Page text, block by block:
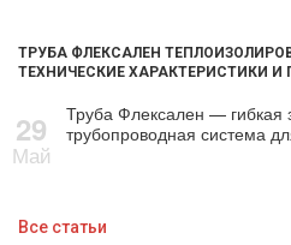
ТРУБА ФЛЕКСАЛЕН
ТЕХНИЧЕСКИЕ ХАРАКТЕРИСТИКИ
29
Май
Труба Флексален — гибкая
трубопроводная система
Все статьи